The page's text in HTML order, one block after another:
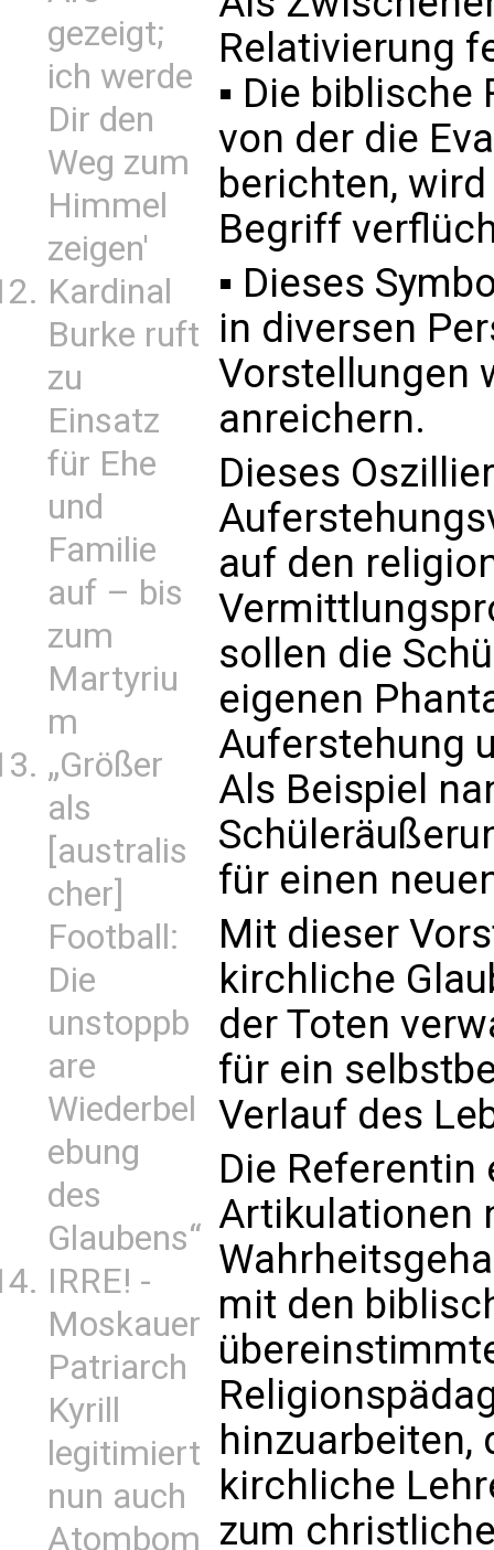
gezeigt;
ich werde
Dir den
Weg zum
Himmel
zeigen'
Kardinal
Burke ruft
zu
Einsatz
für Ehe
und
Familie
auf – bis
zum
Martyriu
m
„Größer
als
[australis
cher]
Football:
Die
unstoppb
are
Wiederbel
ebung
des
Glaubens“
IRRE! -
Moskauer
Patriarch
Kyrill
legitimiert
nun auch
Atombom
Relativierung
▪ Die
von der die
berichten,
Begriff
▪ Dieses
in diversen
Vorstellungen
anreichern.
Dieses
auf den
sollen die
eigenen
Auferstehung
Als Beispiel
für einen
Mit dieser
kirchliche
der Toten
für ein
Verlauf des
Die
Artikulationen
mit den
hinzuarbeiten,
kirchliche
zum